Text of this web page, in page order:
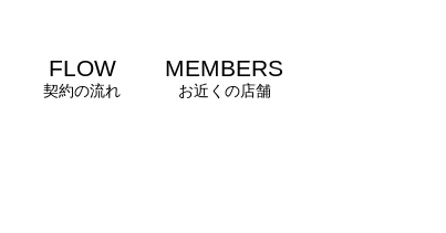
FLOW
契約の流れ
MEMBERS
お近くの店舗